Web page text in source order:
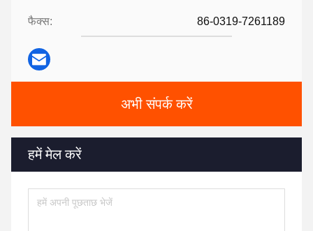
फैक्स: 86-0319-7261189
अभी संपर्क करें
हमें मेल करें